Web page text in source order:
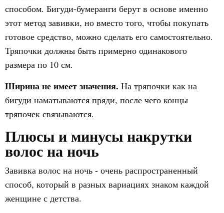
способом. Бигуди-бумеранги берут в основе именно
этот метод завивки, но вместо того, чтобы покупать
готовое средство, можно сделать его самостоятельно.
Тряпочки должны быть примерно одинакового
размера по 10 см.
Ширина не имеет значения. На тряпочки как на
бигуди наматываются пряди, после чего концы
тряпочек связываются.
Плюсы и минусы накрутки
волос на ночь
Завивка волос на ночь - очень распространенный
способ, который в разных вариациях знаком каждой
женщине с детства.